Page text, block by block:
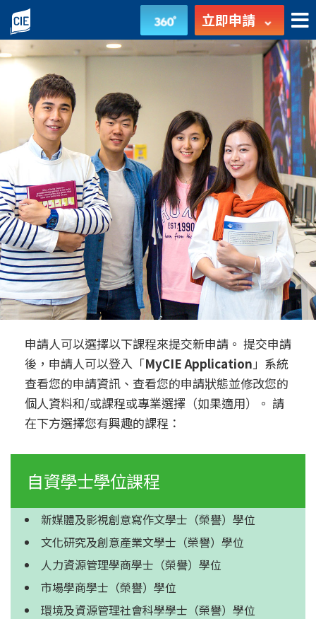
MyCIE
Application
入
學
申
請
-
國
際
學
會
立即申請
申請人可以選擇以下課程來提交新申請。 提交申請
後，申請人可以登入「MyCIE Application」系統
查看您的申請資訊、查看您的申請狀態並修改您的
個人資料和/或課程或專業選擇（如果適用）。 請
在下方選擇您有興趣的課程：
自資學士學位課程
新媒體及影視創意寫作文學士 （榮譽）學位
文化研究及創意產業文學士 （榮譽）學位
人力資源管理學商學士 （榮譽）學位
市場學商學士 （榮譽）學位
環境及資源管理社會科學學士 （榮譽）學位